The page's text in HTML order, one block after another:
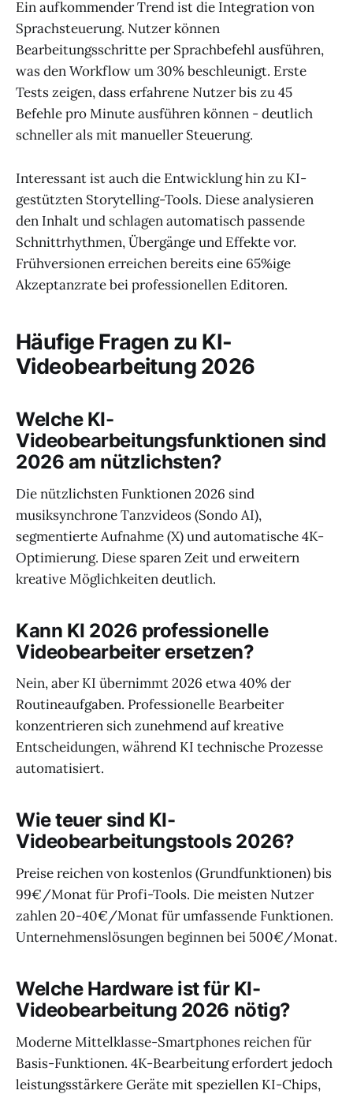
Ein aufkommender Trend ist die Integration von
Sprachsteuerung. Nutzer können
Bearbeitungsschritte per Sprachbefehl ausführen,
was den Workflow um 30% beschleunigt. Erste
Tests zeigen, dass erfahrene Nutzer bis zu 45
Befehle pro Minute ausführen können - deutlich
schneller als mit manueller Steuerung.
Interessant ist auch die Entwicklung hin zu KI-
gestützten Storytelling-Tools. Diese analysieren
den Inhalt und schlagen automatisch passende
Schnittrhythmen, Übergänge und Effekte vor.
Frühversionen erreichen bereits eine 65%ige
Akzeptanzrate bei professionellen Editoren.
Häufige Fragen zu KI-
Videobearbeitung 2026
Welche KI-
Videobearbeitungsfunktionen sind
2026 am nützlichsten?
Die nützlichsten Funktionen 2026 sind
musiksynchrone Tanzvideos (Sondo AI),
segmentierte Aufnahme (X) und automatische 4K-
Optimierung. Diese sparen Zeit und erweitern
kreative Möglichkeiten deutlich.
Kann KI 2026 professionelle
Videobearbeiter ersetzen?
Nein, aber KI übernimmt 2026 etwa 40% der
Routineaufgaben. Professionelle Bearbeiter
konzentrieren sich zunehmend auf kreative
Entscheidungen, während KI technische Prozesse
automatisiert.
Wie teuer sind KI-
Videobearbeitungstools 2026?
Preise reichen von kostenlos (Grundfunktionen) bis
99€/Monat für Profi-Tools. Die meisten Nutzer
zahlen 20-40€/Monat für umfassende Funktionen.
Unternehmenslösungen beginnen bei 500€/Monat.
Welche Hardware ist für KI-
Videobearbeitung 2026 nötig?
Moderne Mittelklasse-Smartphones reichen für
Basis-Funktionen. 4K-Bearbeitung erfordert jedoch
leistungsstärkere Geräte mit speziellen KI-Chips,